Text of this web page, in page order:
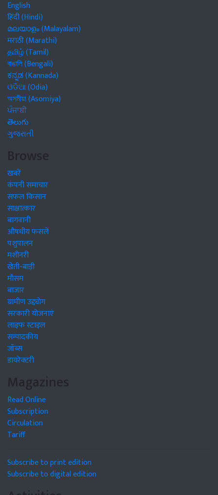
English
हिंदी (Hindi)
മലയാളം (Malayalam)
मराठी (Marathi)
தமிழ் (Tamil)
বাঙালি (Bengali)
ಕನ್ನಡ (Kannada)
ଓଡିଆ (Odia)
অসমীয়া (Asomiya)
ਪੰਜਾਬੀ
తెలుగు
ગુજરાતી
Browse
खबरें
कंपनी समाचार
सफल किसान
साक्षात्कार
बागवानी
औषधीय फसलें
पशुपालन
मशीनरी
खेती-बाड़ी
मौसम
बाजार
ग्रामीण उद्द्योग
सरकारी योजनाएं
लाइफ स्टाइल
सम्पादकीय
जॉब्स
डायरेक्टरी
Magazines
Read Online
Subscription
Circulation
Tariff
Subscribe to print edition
Subscribe to digital edition